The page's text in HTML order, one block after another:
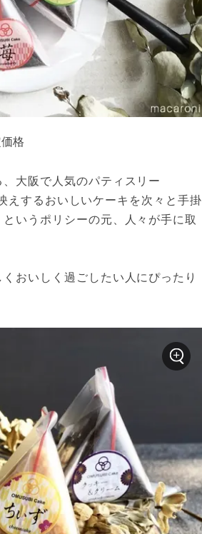
格
大阪で人気のパティスリー
えするおいしいケーキを次々と手掛
いうポリシーの元、人々が手に取
おいしく過ごしたい人にぴったり